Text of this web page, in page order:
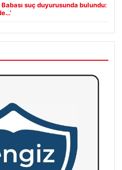
Babası suç duyurusunda bulundu: